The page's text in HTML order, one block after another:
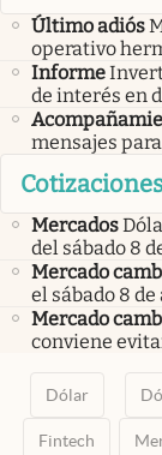
Último adiós
operativo
Informe
de interés en
mensajes
Mercados
del sábado 8
Mercado
el sábado 8 de
Mercado
conviene
Dólar
Fintech